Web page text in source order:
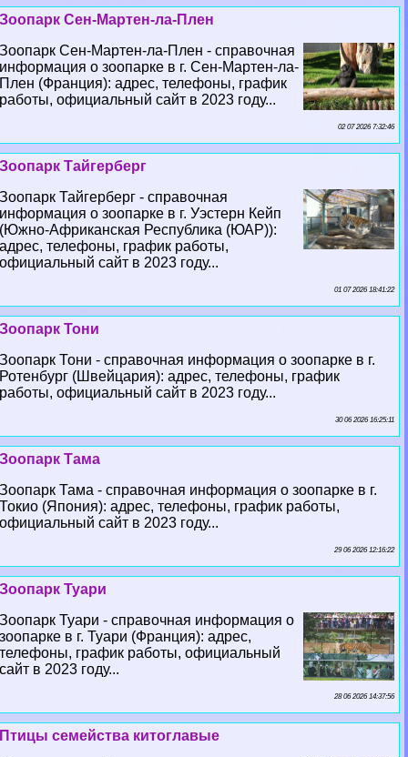
Зоопарк Сен-Мартен-ла-Плен
Зоопарк Сен-Мартен-ла-Плен - справочная
информация о зоопарке в г. Сен-Мартен-ла-
Плен (Франция): адрес, телефоны, график
работы, официальный сайт в 2023 году...
02 07 2026 7:32:46
Зоопарк Тайгерберг
Зоопарк Тайгерберг - справочная
информация о зоопарке в г. Уэстерн Кейп
(Южно-Африканская Республика (ЮАР)):
адрес, телефоны, график работы,
официальный сайт в 2023 году...
01 07 2026 18:41:22
Зоопарк Тони
Зоопарк Тони - справочная информация о зоопарке в г.
Ротенбург (Швейцария): адрес, телефоны, график
работы, официальный сайт в 2023 году...
30 06 2026 16:25:11
Зоопарк Тама
Зоопарк Тама - справочная информация о зоопарке в г.
Токио (Япония): адрес, телефоны, график работы,
официальный сайт в 2023 году...
29 06 2026 12:16:22
Зоопарк Туари
Зоопарк Туари - справочная информация о
зоопарке в г. Туари (Франция): адрес,
телефоны, график работы, официальный
сайт в 2023 году...
28 06 2026 14:37:56
Птицы семейства китоглавые